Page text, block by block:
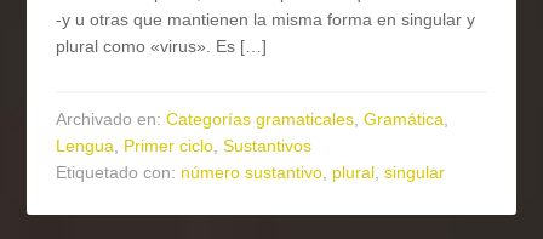
-y u otras que mantienen la misma forma en singular y
plural como «virus». Es […]
Archivado en:Categorías gramaticales,Gramática,
Lengua, Primer ciclo,Sustantivos
Etiquetado con: número sustantivo, plural,singular